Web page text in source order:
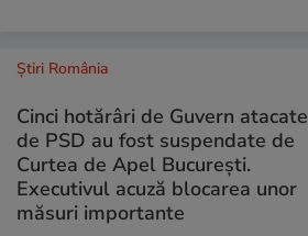
Știri România
Cinci hotărâri de Guvern atacate
de PSD au fost suspendate de
Curtea de Apel București.
Executivul acuză blocarea unor
măsuri importante